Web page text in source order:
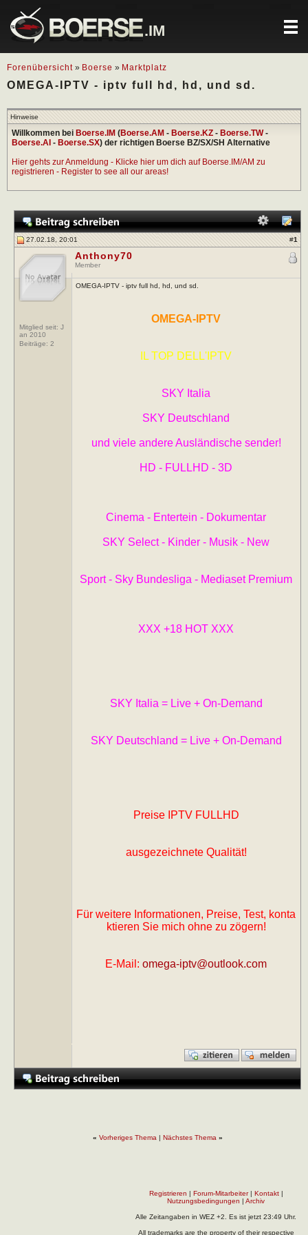
.IM
Forenübersicht » Boerse » Marktplatz
OMEGA-IPTV - iptv full hd, hd, und sd.
Hinweise
Willkommen bei Boerse.IM (Boerse.AM - Boerse.KZ - Boerse.TW-
Boerse.AI - Boerse.SX) der richtigen Boerse BZ/SX/SH Alternative
Hier gehts zur Anmeldung - Klicke hier um dich auf Boerse.IM/AM zu
registrieren - Register to see all our areas!
27.02.18, 20:01 #1
Mitglied seit: J
an 2010
Beiträge: 2
Anthony70
Member
OMEGA-IPTV - iptv full hd, hd, und sd.
OMEGA-IPTV
IL TOP DELL'IPTV
SKY Italia
SKY Deutschland
und viele andere Ausländische sender!
HD - FULLHD - 3D
Cinema - Entertein - Dokumentar
SKY Select - Kinder - Musik - New
Sport - Sky Bundesliga - Mediaset Premium
XXX +18 HOT XXX
SKY Italia = Live + On-Demand
SKY Deutschland = Live + On-Demand
Preise IPTV FULLHD
ausgezeichnete Qualität!
Für weitere Informationen, Preise, Test, konta
ktieren Sie mich ohne zu zögern!
E-Mail:omega-iptv@outlook.com
« Vorheriges Thema | Nächstes Thema »
Registrieren | Forum-Mitarbeiter| Kontakt|
Nutzungsbedingungen | Archiv
Alle Zeitangaben in WEZ +2. Es ist jetzt 23:49 Uhr.
All trademarks are the property of their respective